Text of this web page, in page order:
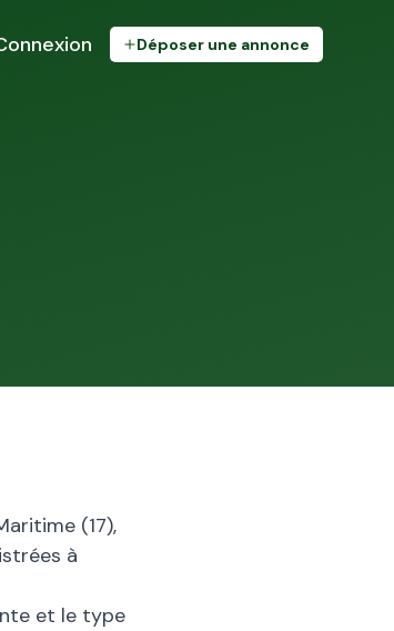
Déposer une annonce
(17),
à
et le type